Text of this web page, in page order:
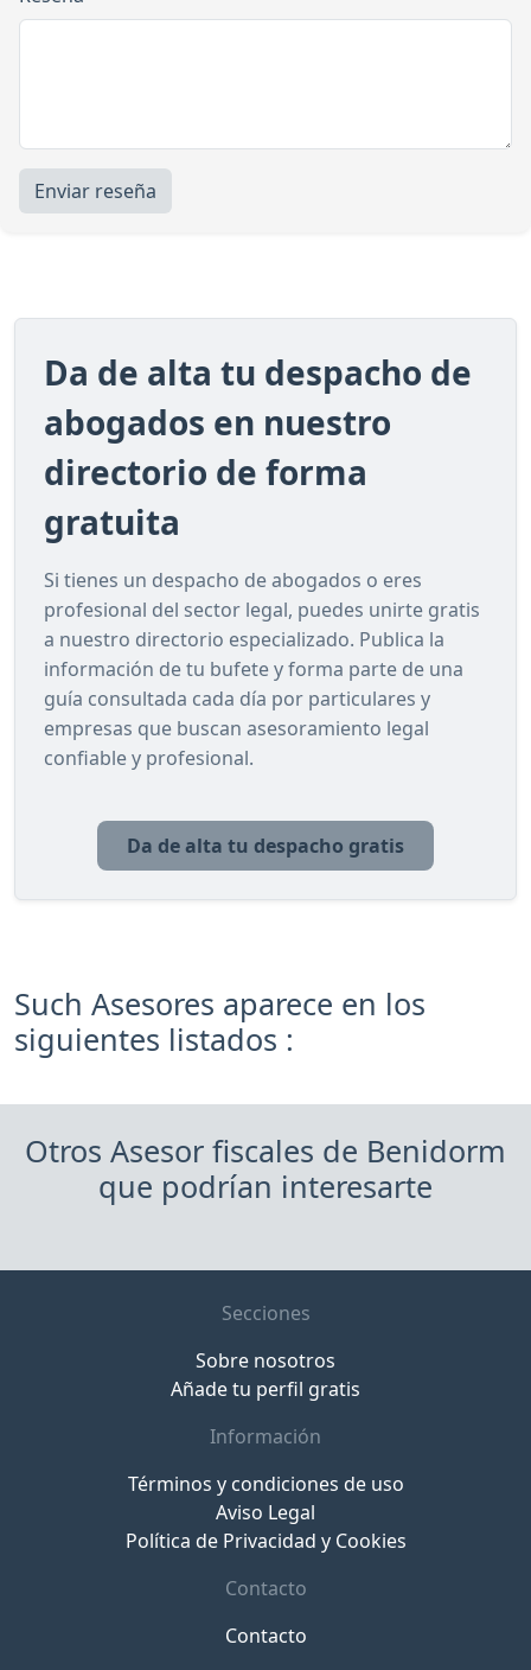
Enviar reseña
Da de alta tu despacho de
abogados en nuestro
directorio de forma
gratuita
Si tienes un despacho de abogados o eres
profesional del sector legal, puedes unirte gratis
a nuestro directorio especializado. Publica la
información de tu bufete y forma parte de una
guía consultada cada día por particulares y
empresas que buscan asesoramiento legal
confiable y profesional.
Da de alta tu despacho gratis
Such Asesores aparece en los
siguientes listados :
Otros Asesor fiscales de Benidorm
que podrían interesarte
Secciones
Sobre nosotros
Añade tu perfil gratis
Información
Términos y condiciones de uso
Aviso Legal
Política de Privacidad y Cookies
Contacto
Contacto